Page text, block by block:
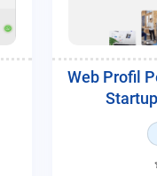
Web Profil